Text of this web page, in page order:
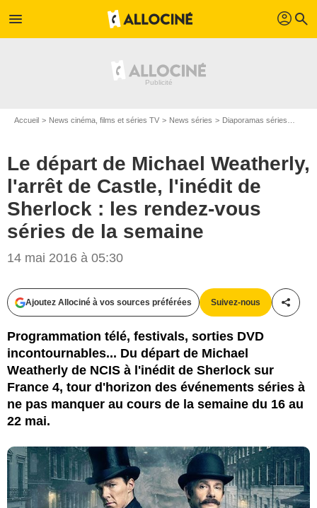
menu profil search
Accueil News cinéma, films et séries TV News séries Diaporamas séries
Le départ de Michael Weatherly,
l'arrêt de Castle, l'inédit de
Sherlock : les rendez-vous
séries de la semaine
14 mai 2016 à 05:30
Ajoutez Allociné à vos sources préférées Suivez-nous
Programmation télé, festivals, sorties DVD
incontournables... Du départ de Michael
Weatherly de NCIS à l'inédit de Sherlock sur
France 4, tour d'horizon des événements séries à
ne pas manquer au cours de la semaine du 16 au
22 mai.